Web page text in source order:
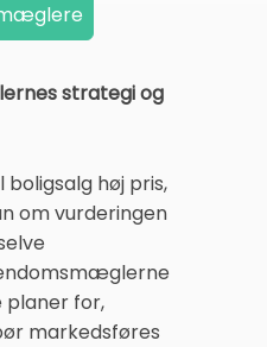
strategi og
boligsalg høj pris,
om vurderingen
planer for,
markedsføres